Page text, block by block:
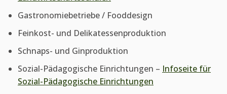
Gastronomiebetriebe / Fooddesign
Feinkost- und Delikatessenproduktion
Schnaps- und Ginproduktion
Sozial-Pädagogische Einrichtungen – Infoseite für
Sozial-Pädagogische Einrichtungen